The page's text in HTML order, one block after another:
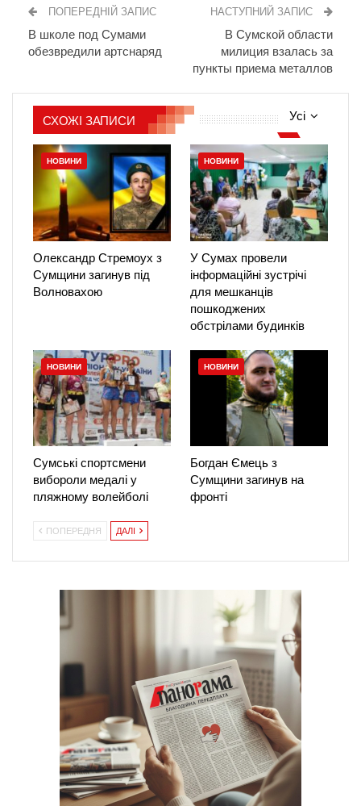
ПОПЕРЕДНІЙ ЗАПИС
В школе под Сумами
обезвредили артснаряд
НАСТУПНИЙ ЗАПИС
В Сумской области
милиция взалась за
пункты приема металлов
Усі
СХОЖІ ЗАПИСИ
НОВИНИ
Олександр Стремоух з
Сумщини загинув під
Волновахою
НОВИНИ
У Сумах провели
інформаційні зустрічі
для мешканців
пошкоджених
обстрілами будинків
НОВИНИ
Сумські спортсмени
вибороли медалі у
пляжному волейболі
НОВИНИ
Богдан Ємець з
Сумщини загинув на
фронті
ПОПЕРЕДНЯ ДАЛІ